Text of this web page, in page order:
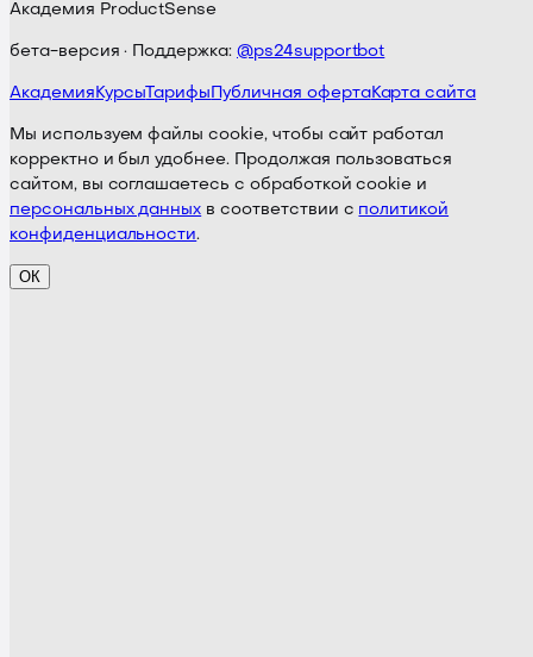
Академия ProductSense
бета-версия · Поддержка: @ps24supportbot
Академия КурсыТарифы Публичная офертаКарта сайта
Мы используем файлы cookie, чтобы сайт работал
корректно и был удобнее. Продолжая пользоваться
сайтом, вы соглашаетесь с обработкой cookie и
персональных данных в соответствии с политикой
конфиденциальности.
ОК